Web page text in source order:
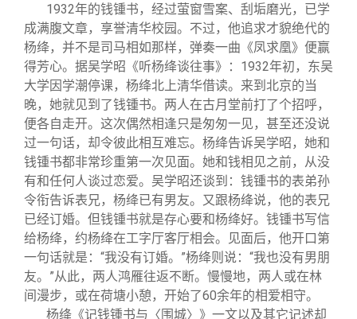
1932年的钱锺书，经过萤窗雪案、刮垢磨光，已学
成满腹文章，享誉清华校园。不过，他追求才貌绝代的
杨绛，并不是司马相如那样，弹奏一曲《凤求凰》便赢
得芳心。据吴学昭《听杨绛谈往事》：1932年初，东吴
大学因学潮停课，杨绛北上清华借读。来到北京的当
晚，她就见到了钱锺书。两人在古月堂前打了个招呼，
便各自走开。这次偶然相逢只是匆匆一见，甚至还没说
过一句话，却令彼此相互难忘。杨绛告诉吴学昭，她和
钱锺书都非常珍重第一次见面。她和钱相见之前，从没
有和任何人谈过恋爱。吴学昭还谈到：钱锺书的表弟孙
令衔告诉表兄，杨绛已有男友。又跟杨绛说，他的表兄
已经订婚。但钱锺书就是存心要和杨绛好。钱锺书写信
给杨绛，约杨绛在工字厅客厅相会。见面后，他开口第
一句话就是：“我没有订婚。”杨绛则说：“我也没有男朋
友。”从此，两人鸿雁往返不断。慢慢地，两人或在林
间漫步，或在荷塘小憩，开始了60余年的相爱相守。
杨绛《记钱锺书与〈围城〉》一文以及其它记述却